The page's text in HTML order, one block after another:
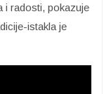
i radosti, pokazuje
istakla je